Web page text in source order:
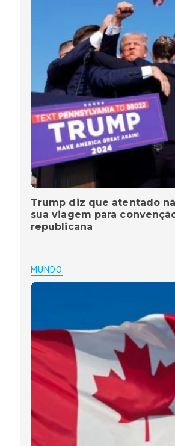
Trump diz que atentado
sua viagem para
republicana
MUNDO